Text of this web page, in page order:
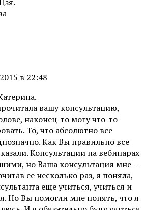
в 22:48
вашу консультацию,
наконец-то могу что-то
То, что абсолютно все
Как Вы правильно все
Консультации на вебинарах
но Ваша консультация мне –
ее несколько раз, я поняла,
еще учиться, учиться и
Но Вы помогли мне понять, что я